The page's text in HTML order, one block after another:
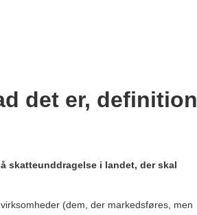
det er, definition
skatteunddragelse i landet, der skal
(dem, der markedsføres, men